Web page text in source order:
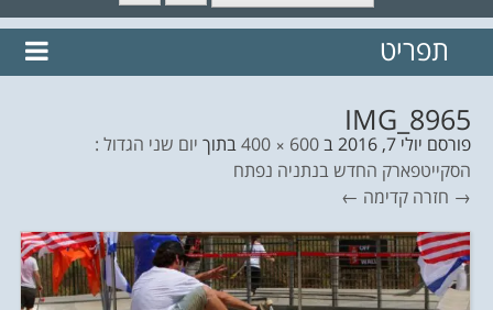
// הצטרף לרשימת תפוצה!
נשמח
תפריט
IMG_8965
פורסם יולי 7, 2016 ב600 × 400 בתוך יום שני הגדול :
הסקייטפארק החדש בנתניה נפתח
→ חזרה קדימה ←